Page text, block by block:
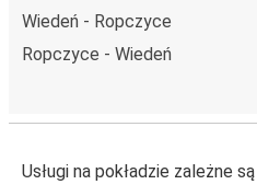
Wiedeń - Ropczyce
Ropczyce - Wiedeń
Usługi na pokładzie zależne